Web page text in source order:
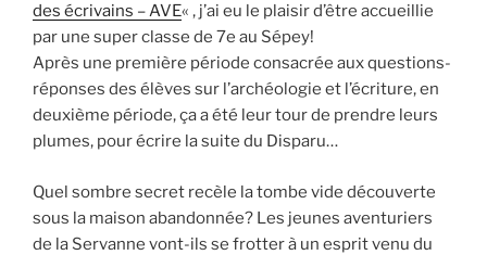
des écrivains – AVE« , j’ai eu le plaisir d’être accueillie
par une super classe de 7e au Sépey!
Après une première période consacrée aux questions-
réponses des élèves sur l’archéologie et l’écriture, en
deuxième période, ça a été leur tour de prendre leurs
plumes, pour écrire la suite du Disparu…
Quel sombre secret recèle la tombe vide découverte
sous la maison abandonnée? Les jeunes aventuriers
de la Servanne vont-ils se frotter à un esprit venu du